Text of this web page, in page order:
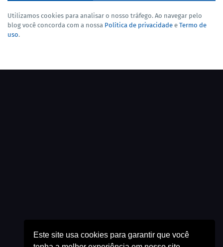
Este site usa cookies para garantir que você
Utilizamos cookies para analisar o nosso tráfego. Ao navegar pelo
blog você concorda com a nossa Política de privacidade e Termo de
uso.